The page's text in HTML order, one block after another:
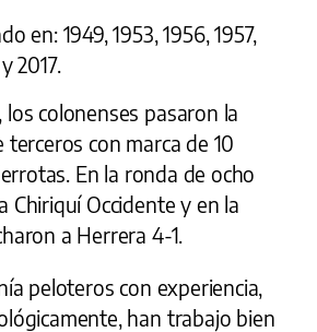
en: 1949, 1953, 1956, 1957,
2017.
colonenses pasaron la
con marca de 10
En la ronda de ocho
Chiriquí Occidente y en la
a Herrera 4-1.
peloteros con experiencia,
han trabajo bien